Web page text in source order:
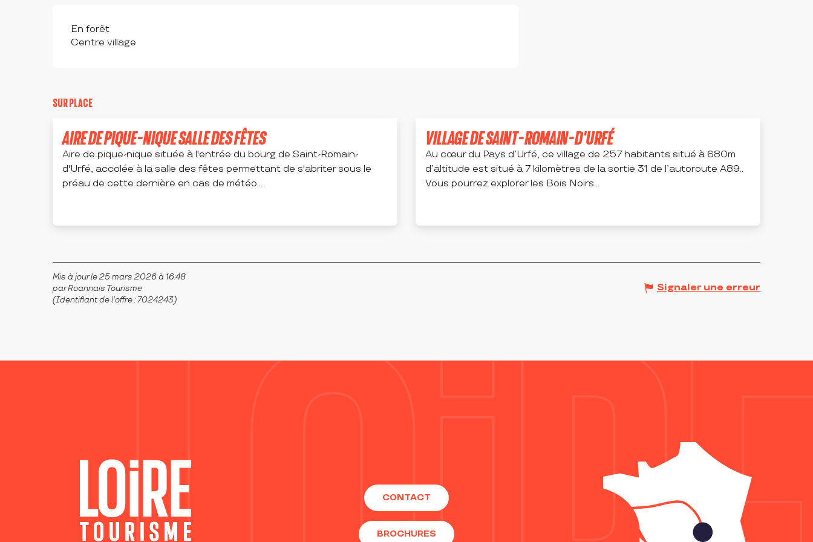
En forêt
Centre village
SUR PLACE
AIRE DE PIQUE-NIQUE SALLE DES FÊTES
Aire de pique-nique située à l'entrée du bourg de Saint-Romain-
d'Urfé, accolée à la salle des fêtes permettant de s'abriter sous le
préau de cette dernière en cas de météo...
VILLAGE DE SAINT-ROMAIN-D'URFÉ
Au cœur du Pays d’Urfé, ce village de 257 habitants situé à 680m
d’altitude est situé à 7 kilomètres de la sortie 31 de l’autoroute A89..
Vous pourrez explorer les Bois Noirs...
Mis à jour le 25 mars 2026 à 16:48
par Roannais Tourisme
(Identifiant de l'offre :7024243)
Signaler une erreur
CONTACT
BROCHURES